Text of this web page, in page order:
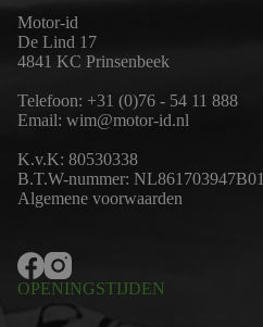
Motor-id
De Lind 17
4841 KC Prinsenbeek
Telefoon: +31 (0)76 - 54 11 888
Email: wim@motor-id.nl
K.v.K: 80530338
B.T.W-nummer: NL861703947B01
Algemene voorwaarden
OPENINGSTIJDEN